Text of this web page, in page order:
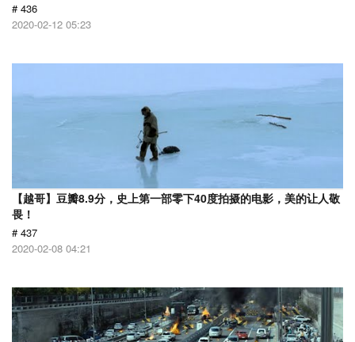
# 436
2020-02-12 05:23
【越哥】豆瓣8.9分，史上第一部零下40度拍摄的电影，美的让人敬
畏！
# 437
2020-02-08 04:21